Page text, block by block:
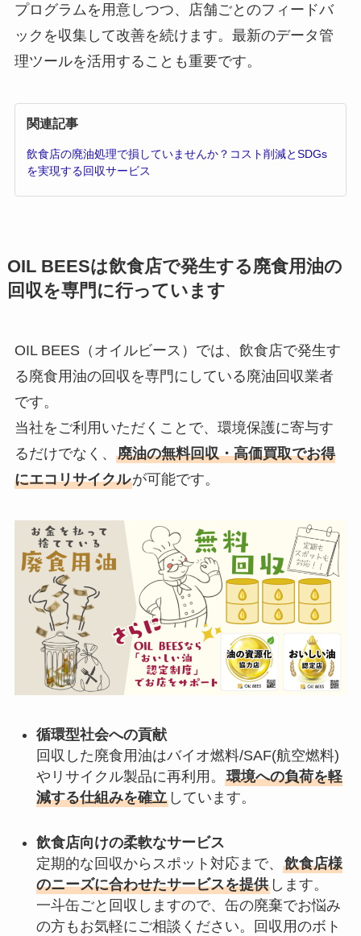
プログラムを用意しつつ、店舗ごとのフィードバ
ックを収集して改善を続けます。最新のデータ管
理ツールを活用することも重要です。
関連記事
飲食店の廃油処理で損していませんか？コスト削減とSDGs
を実現する回収サービス
OIL BEESは飲食店で発生する廃食用油の
回収を専門に行っています
OIL BEES（オイルビース）では、飲食店で発生す
る廃食用油の回収を専門にしている廃油回収業者
です。
当社をご利用いただくことで、環境保護に寄与す
るだけでなく、 廃油の無料回収・高価買取でお得
にエコリサイクルが可能です。
循環型社会への貢献
回収した廃食用油はバイオ燃料/SAF(航空燃料)
やリサイクル製品に再利用。 環境への負荷を軽
減する仕組みを確立しています。
飲食店向けの柔軟なサービス
定期的な回収からスポット対応まで、 飲食店様
のニーズに合わせたサービスを提供します。
一斗缶ごと回収しますので、缶の廃棄でお悩み
の方もお気軽にご相談ください。回収用のボト